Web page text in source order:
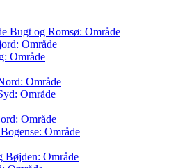
Bugt og Romsø: Område
Område
Område
Område
Område
Område
Område
Bøjden: Område